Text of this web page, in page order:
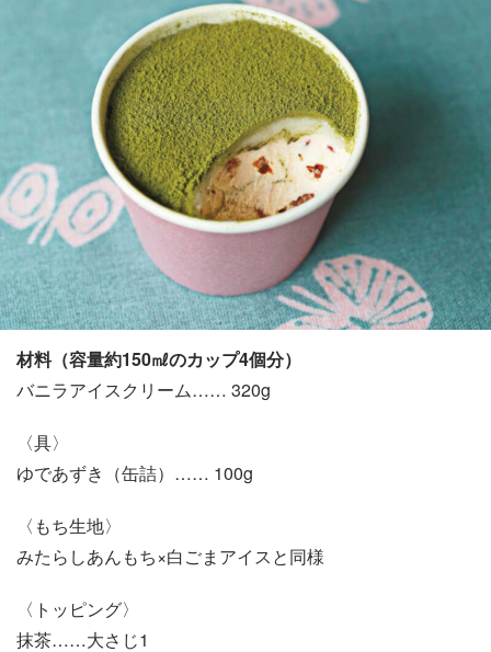
材料（容量約150㎖のカップ4個分）
バニラアイスクリーム…… 320g
〈具〉
ゆであずき（缶詰）…… 100g
〈もち生地〉
みたらしあんもち×白ごまアイスと同様
〈トッピング〉
抹茶……大さじ1